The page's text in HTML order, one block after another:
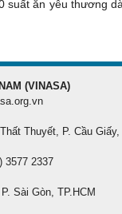
suất ăn yêu thương
(VINASA)
Thuyết, P. Cầu Giấy,
3577 2337
Sài Gòn, TP.HCM